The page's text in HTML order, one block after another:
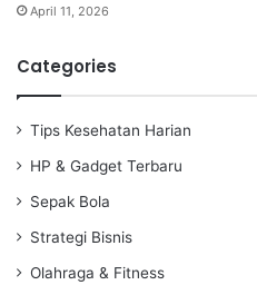
April 11, 2026
Categories
Tips Kesehatan Harian
HP & Gadget Terbaru
Sepak Bola
Strategi Bisnis
Olahraga & Fitness